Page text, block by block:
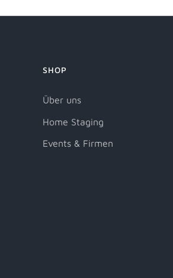
SHOP
Über uns
Home Staging
Events & Firmen